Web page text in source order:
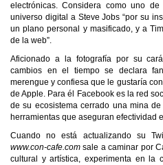
electrónicas. Considera como uno
universo digital a Steve Jobs “por su
un plano personal y masificado, y a
de la web”.
Aficionado a la fotografía por su
cambios en el tiempo se declara
merengue y confiesa que le gustaría
de Apple. Para él Facebook es la red
de su ecosistema cerrado una mina
herramientas que aseguran efectividad
Cuando no está actualizando su
www.con-cafe.com sale a caminar por
cultural y artística, experimenta en la